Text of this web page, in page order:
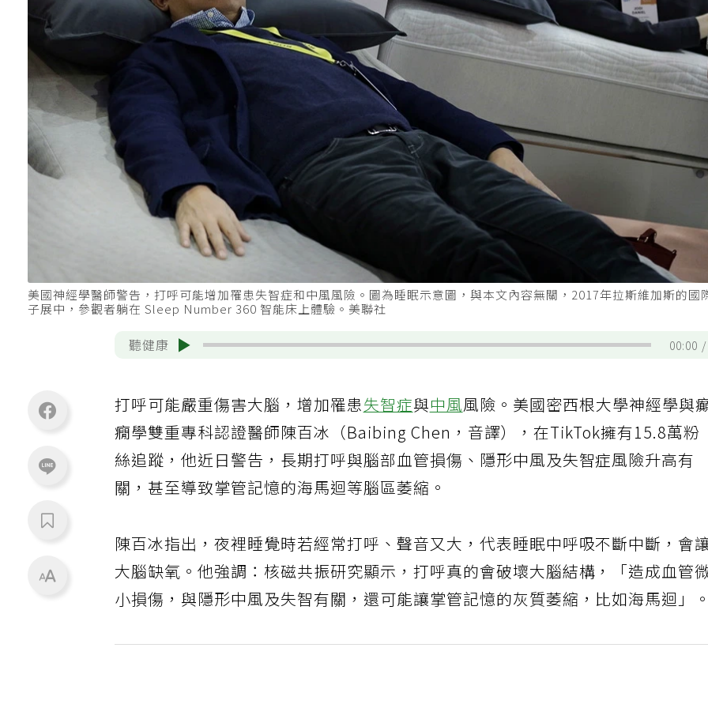
美國神經學醫師警告，打呼可能增加罹患失智症和中風風險。圖為睡眠示意圖，與本文內容無關，2017年拉斯維加斯的國
子展中，參觀者躺在 Sleep Number 360 智能床上體驗。美聯社
聽健康 00:00
打呼可能嚴重傷害大腦，增加罹患失智症與中風風險。美國密西根大學神經學與
癇學雙重專科認證醫師陳百冰（Baibing Chen，音譯），在TikTok擁有15.8萬粉
絲追蹤，他近日警告，長期打呼與腦部血管損傷、隱形中風及失智症風險升高有
關，甚至導致掌管記憶的海馬迴等腦區萎縮。
陳百冰指出，夜裡睡覺時若經常打呼、聲音又大，代表睡眠中呼吸不斷中斷，會
大腦缺氧。他強調：核磁共振研究顯示，打呼真的會破壞大腦結構，「造成血管
小損傷，與隱形中風及失智有關，還可能讓掌管記憶的灰質萎縮，比如海馬迴」。